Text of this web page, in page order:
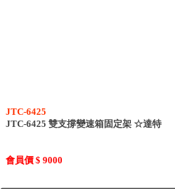
JTC-6425
JTC-6425 雙支撐變速箱固定架 ☆達特
會員價 $ 9000